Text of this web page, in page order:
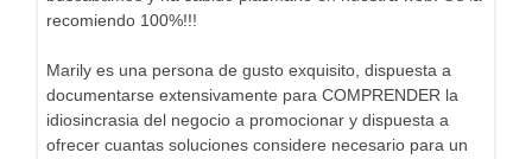
recomiendo 100%!!!
Marily es una persona de gusto exquisito, dispuesta a
documentarse extensivamente para COMPRENDER la
idiosincrasia del negocio a promocionar y dispuesta a
ofrecer cuantas soluciones considere necesario para un